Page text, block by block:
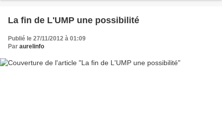
La fin de L'UMP une possibilité
Publié le 27/11/2012 à 01:09
Par aurelinfo